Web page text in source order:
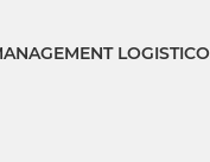
LOGISTICO